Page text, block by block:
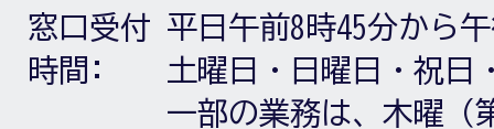
窓口受付
時間:
平日午前8時45分から
土曜日・日曜日・祝日
一部の業務は、木曜（